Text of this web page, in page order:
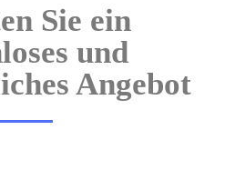
Sie ein
und
Angebot